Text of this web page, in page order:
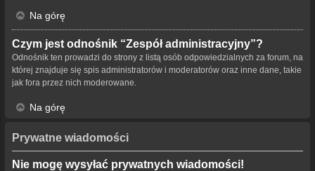
Na górę
Czym jest odnośnik “Zespół administracyjny”?
Odnośnik ten prowadzi do strony z listą osób odpowiedzialnych za forum, na
której znajduje się spis administratorów i moderatorów oraz inne dane, takie
jak fora przez nich moderowane.
Na górę
Prywatne wiadomości
Nie mogę wysyłać prywatnych wiadomości!